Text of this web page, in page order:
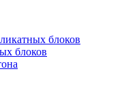
блоков
блоков